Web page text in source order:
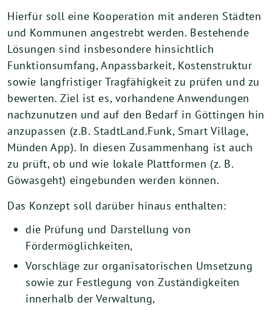
Hierfür soll eine Kooperation mit anderen Städten
und Kommunen angestrebt werden. Bestehende
Lösungen sind insbesondere hinsichtlich
Funktionsumfang, Anpassbarkeit, Kostenstruktur
sowie langfristiger Tragfähigkeit zu prüfen und zu
bewerten. Ziel ist es, vorhandene Anwendungen
nachzunutzen und auf den Bedarf in Göttingen hin
anzupassen (z.B. StadtLand.Funk, Smart Village,
Münden App). In diesen Zusammenhang ist auch
zu prüft, ob und wie lokale Plattformen (z. B.
Göwasgeht) eingebunden werden können.
Das Konzept soll darüber hinaus enthalten:
die Prüfung und Darstellung von
Fördermöglichkeiten,
Vorschläge zur organisatorischen Umsetzung
sowie zur Festlegung von Zuständigkeiten
innerhalb der Verwaltung,